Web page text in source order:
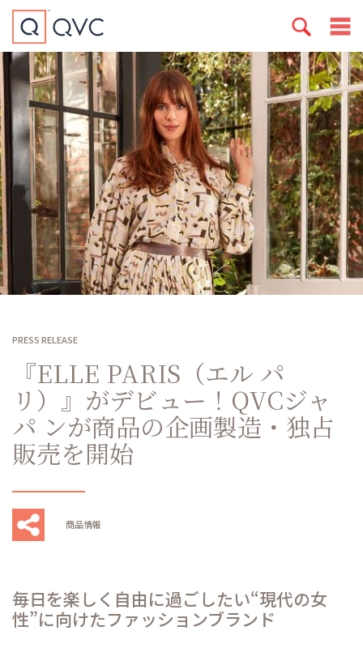
PRESS RELEASE
『ELLE PARIS（エル パ
リ）』がデビュー！QVCジャ
パ ンが商品の企画製造・独占
販売を開始
商品情報
毎⽇を楽しく⾃由に過ごしたい“現代の⼥
性”に向けたファッションブランド